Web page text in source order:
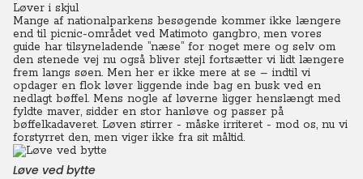
Løver i skjul
Mange af nationalparkens besøgende kommer ikke længere
end til picnic-området ved Matimoto gangbro, men vores
guide har tilsyneladende ”næse” for noget mere og selv om
den stenede vej nu også bliver stejl fortsætter vi lidt længere
frem langs søen. Men her er ikke mere at se – indtil vi
opdager en flok løver liggende inde bag en busk ved en
nedlagt bøffel. Mens nogle af løverne ligger henslængt med
fyldte maver, sidder en stor hanløve og passer på
bøffelkadaveret. Løven stirrer - måske irriteret - mod os, nu vi
forstyrret den, men viger ikke fra sit måltid.
Løve ved bytte